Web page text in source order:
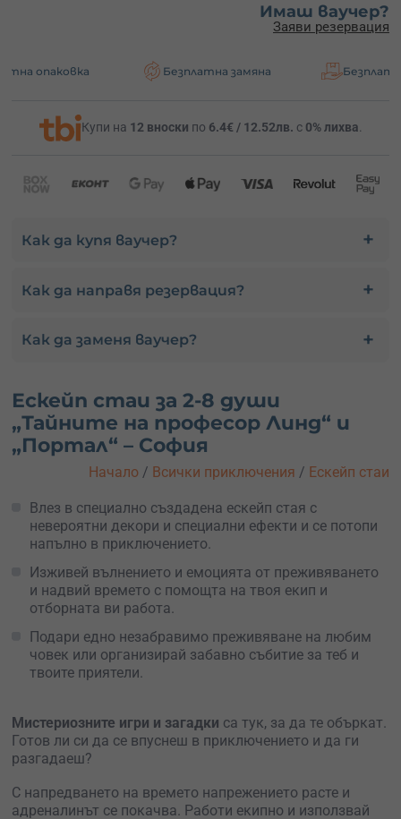
244.48 лв.
Имаш ваучер?
Заяви резервация
Безплатна замяна Безплатна доставка
Купи на 12 вноски по 6.4€ / 12.52лв. с 0% лихва
Как да купя ваучер?
Как да направя резервация?
Как да заменя ваучер?
Ескейп стаи за 2-8 души
„Тайните на професор Линд“ и
„Портал“ – София
Начало / Всички приключения / Ескейп стаи
Влез в специално създадена ескейп стая с
невероятни декори и специални ефекти и се потопи
напълно в приключението.
Изживей вълнението и емоцията от преживяването
и надвий времето с помощта на твоя екип и
отборната ви работа.
Подари едно незабравимо преживяване на любим
човек или организирай забавно събитие за теб и
твоите приятели.
Мистериозните игри и загадки са тук, за да те объркат.
Готов ли си да се впуснеш в приключението и да ги
разгадаеш?
С напредването на времето напрежението расте и
адреналинът се покачва. Работи екипно и използвай